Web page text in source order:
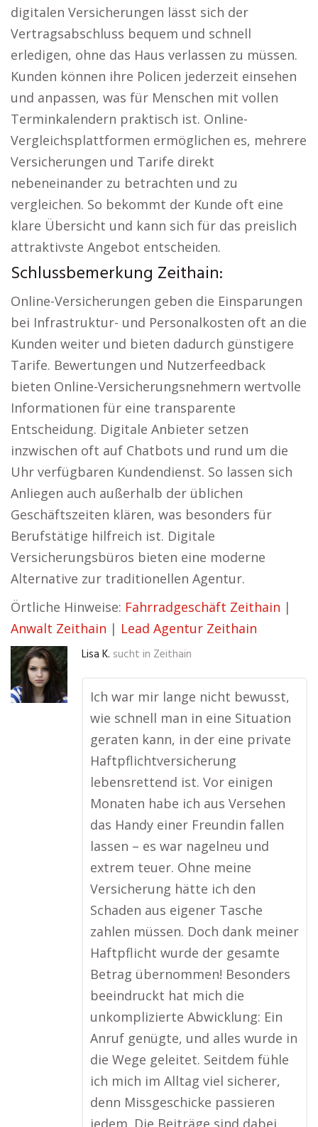
digitalen Versicherungen lässt sich der
Vertragsabschluss bequem und schnell
erledigen, ohne das Haus verlassen zu müssen.
Kunden können ihre Policen jederzeit einsehen
und anpassen, was für Menschen mit vollen
Terminkalendern praktisch ist. Online-
Vergleichsplattformen ermöglichen es, mehrere
Versicherungen und Tarife direkt
nebeneinander zu betrachten und zu
vergleichen. So bekommt der Kunde oft eine
klare Übersicht und kann sich für das preislich
attraktivste Angebot entscheiden.
Schlussbemerkung Zeithain:
Online-Versicherungen geben die Einsparungen
bei Infrastruktur- und Personalkosten oft an die
Kunden weiter und bieten dadurch günstigere
Tarife. Bewertungen und Nutzerfeedback
bieten Online-Versicherungsnehmern wertvolle
Informationen für eine transparente
Entscheidung. Digitale Anbieter setzen
inzwischen oft auf Chatbots und rund um die
Uhr verfügbaren Kundendienst. So lassen sich
Anliegen auch außerhalb der üblichen
Geschäftszeiten klären, was besonders für
Berufstätige hilfreich ist. Digitale
Versicherungsbüros bieten eine moderne
Alternative zur traditionellen Agentur.
Örtliche Hinweise: Fahrradgeschäft Zeithain |
Anwalt Zeithain | Lead Agentur Zeithain
Lisa K. sucht in Zeithain
Ich war mir lange nicht bewusst,
wie schnell man in eine Situation
geraten kann, in der eine private
Haftpflichtversicherung
lebensrettend ist. Vor einigen
Monaten habe ich aus Versehen
das Handy einer Freundin fallen
lassen – es war nagelneu und
extrem teuer. Ohne meine
Versicherung hätte ich den
Schaden aus eigener Tasche
zahlen müssen. Doch dank meiner
Haftpflicht wurde der gesamte
Betrag übernommen! Besonders
beeindruckt hat mich die
unkomplizierte Abwicklung: Ein
Anruf genügte, und alles wurde in
die Wege geleitet. Seitdem fühle
ich mich im Alltag viel sicherer,
denn Missgeschicke passieren
jedem. Die Beiträge sind dabei